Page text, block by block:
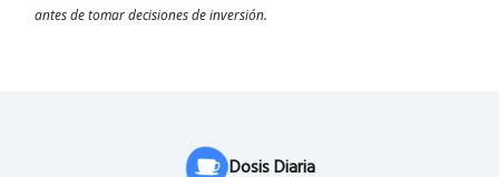
antes de tomar decisiones de inversión.
Dosis Diaria